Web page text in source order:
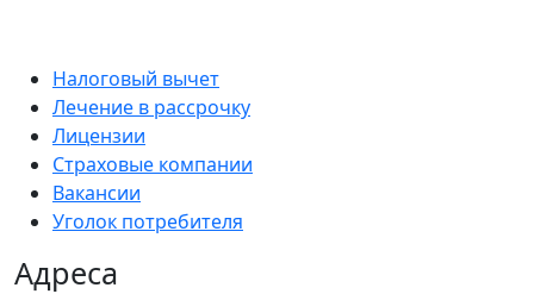
Налоговый вычет
Лечение в рассрочку
Лицензии
Страховые компании
Вакансии
Уголок потребителя
Адреса